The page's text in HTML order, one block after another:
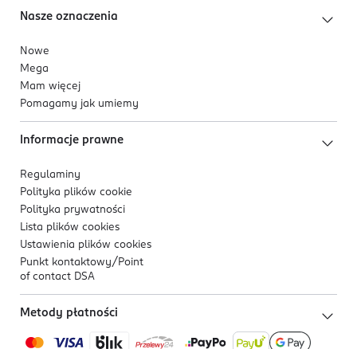
Nasze oznaczenia
Nowe
Mega
Mam więcej
Pomagamy jak umiemy
Informacje prawne
Regulaminy
Polityka plików cookie
Polityka prywatności
Lista plików cookies
Ustawienia plików cookies
Punkt kontaktowy/ Point
of contact DSA
Metody płatności